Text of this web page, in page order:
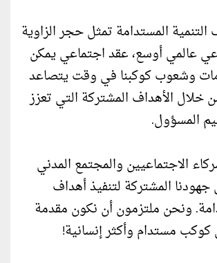
التنمية المستدامة تمثل حجر الزاوية
عالمي أوسع، عقد اجتماعي يمكن
وشعوب كوكبنا في وقت يتصاعد
خلال الأهداف المشتركة التي تعزز
المسؤول.
الاجتماعيين والمجتمع المدني
المشتركة لتنفيذ أهداف
ونحن ملتزمون أن نكون مقدمة
مستدام وأكثر إنسانية!